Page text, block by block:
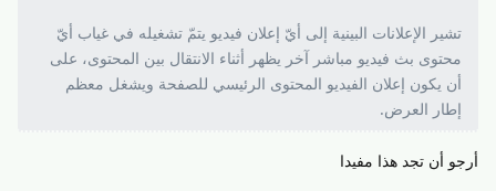
تشير الإعلانات البينية إلى أيّ إعلان فيديو يتمّ تشغيله في غياب أيّ
محتوى بث فيديو مباشر آخر يظهر أثناء الانتقال بين المحتوى، على
أن يكون إعلان الفيديو المحتوى الرئيسي للصفحة ويشغل معظم
إطار العرض.
أرجو أن تجد هذا مفيدا